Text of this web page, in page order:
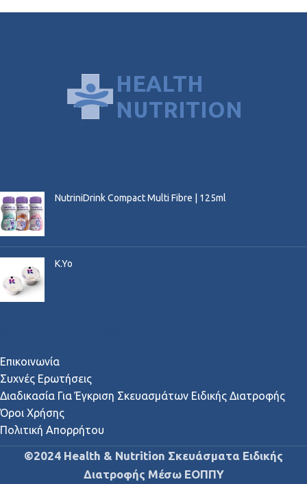
Κατάλληλο από τη
NutriniDrink Compact Multi Fibre | 125ml
K.Yo
Επικοινωνία
Συχνές Ερωτήσεις
Διαδικασία Για Έγκριση Σκευασμάτων Ειδικής Διατροφής
Όροι Χρήσης
Πολιτική Απορρήτου
©2024 Health & Nutrition Σκευάσματα Ειδικής
Διατροφής Μέσω ΕΟΠΠΥ